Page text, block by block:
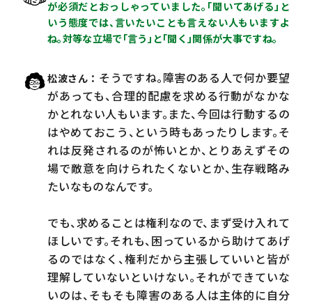
が必須だとおっしゃっていました。「聞いてあげる」と
いう態度では、言いたいことも言えない人もいますよ
ね。対等な立場で「言う」と「聞く」関係が大事ですね。
松波さん
そうですね。障害のある人で何か要望
があっても、合理的配慮を求める行動がなかな
かとれない人もいます。また、今回は行動するの
はやめておこう、という時もあったりします。そ
れは反発されるのが怖いとか、とりあえずその
場で敵意を向けられたくないとか、生存戦略み
たいなものなんです。
でも、求めることは権利なので、まず受け入れて
ほしいです。それも、困っているから助けてあげ
るのではなく、権利だから主張していいと皆が
理解していないといけない。それができていな
いのは、そもそも障害のある人は主体的に自分